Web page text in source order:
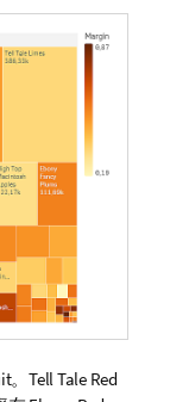
。 Tell Tale Red